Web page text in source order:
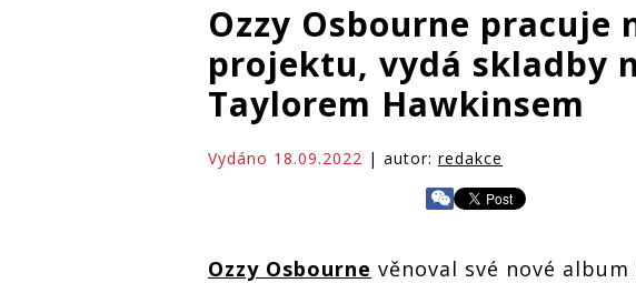
Ozzy Osbourne pracuje
projektu, vydá skladby
Taylorem Hawkinsem
Vydáno 18.09.2022 | autor: redakce
Ozzy Osbourne věnoval své nové album